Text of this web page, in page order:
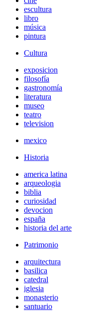
escultura
libro
música
pintura
Cultura
exposicion
filosofía
gastronomía
literatura
museo
teatro
television
mexico
Historia
america latina
arqueologia
biblia
curiosidad
devocion
españa
historia del arte
Patrimonio
arquitectura
basilica
catedral
iglesia
monasterio
santuario